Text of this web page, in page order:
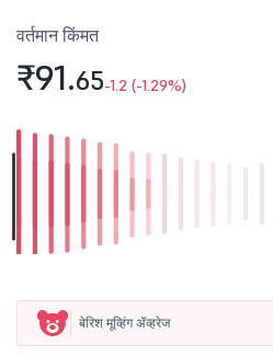
वर्तमान किंमत
₹91.65-1.2 (-1.29%)
बेरिश मूव्हिंग ॲव्हरेज